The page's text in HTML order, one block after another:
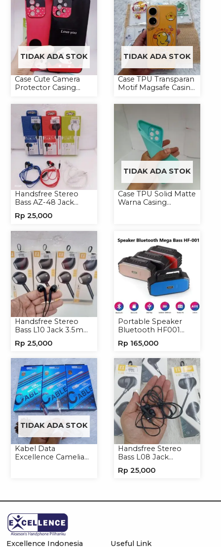
TIDAK ADA STOK
Case Cute Camera
Protector Casing
TIDAK ADA STOK
Case TPU Transparan
Motif Magsafe Casing
Softcase
Handsfree Stereo
Bass AZ-48 Jack
Headset Headphone
Rp 25,000
TIDAK ADA STOK
Case TPU Solid Matte
Warna Casing
Handsfree Stereo
Bass L10 Jack 3.5mm
Headphone
Rp 25,000
Portable Speaker
Bluetooth HF001
Wireless
Rp 165,000
TIDAK ADA STOK
Kabel Data
Excellence Camelia
Handsfree Stereo
Bass L08 Jack
Headphone
Rp 25,000
Excellence Indonesia Useful Link